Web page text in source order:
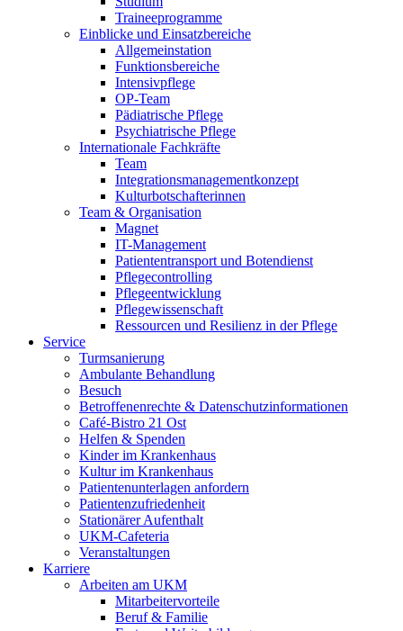
Traineeprogramme
Einblicke und Einsatzbereiche
Allgemeinstation
Funktionsbereiche
Intensivpflege
OP-Team
Pädiatrische Pflege
Psychiatrische Pflege
Internationale Fachkräfte
Team
Integrationsmanagementkonzept
Kulturbotschafterinnen
Team & Organisation
Magnet
IT-Management
Patiententransport und Botendienst
Pflegecontrolling
Pflegeentwicklung
Pflegewissenschaft
Ressourcen und Resilienz in der Pflege
Service
Turmsanierung
Ambulante Behandlung
Besuch
Betroffenenrechte & Datenschutzinformationen
Café-Bistro 21 Ost
Helfen & Spenden
Kinder im Krankenhaus
Kultur im Krankenhaus
Patientenunterlagen anfordern
Patientenzufriedenheit
Stationärer Aufenthalt
UKM-Cafeteria
Veranstaltungen
Karriere
Arbeiten am UKM
Mitarbeitervorteile
Beruf & Familie